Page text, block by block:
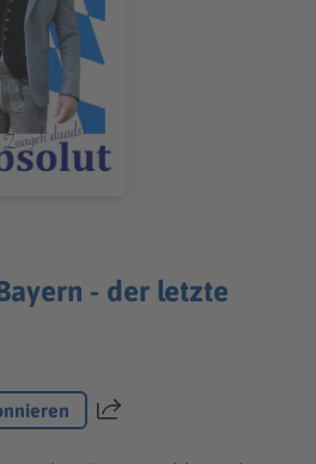
- der letzte
Teilen